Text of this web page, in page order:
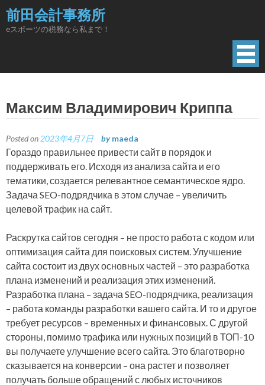
Skip
to
content
前田会計事務所
eスポーツの税務なら私まで！
Максим Владимирович Криппа
Posted on 2023年4月7日 by maeda
Гораздо правильнее привести сайт в порядок и
поддерживать его. Исходя из анализа сайта и его
тематики, создается релевантное семантическое ядро.
Задача SEO-подрядчика в этом случае – увеличить
целевой трафик на сайт.
Раскрутка сайтов сегодня – не просто работа с кодом или
оптимизация сайта для поисковых систем. Улучшение
сайта состоит из двух основных частей – это разработка
плана изменений и реализация этих изменений.
Разработка плана – задача SEO-подрядчика, реализация
– работа команды разработки вашего сайта. И то и другое
требует ресурсов – временных и финансовых. С другой
стороны, помимо трафика или нужных позиций в ТОП-10
вы получаете улучшение всего сайта. Это благотворно
сказывается на конверсии – она растет и позволяет
получать больше обращений с любых источников